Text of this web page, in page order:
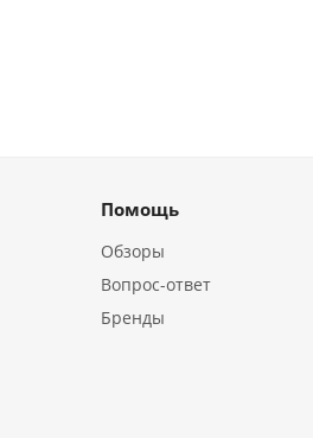
Помощь
Обзоры
Вопрос-ответ
Бренды